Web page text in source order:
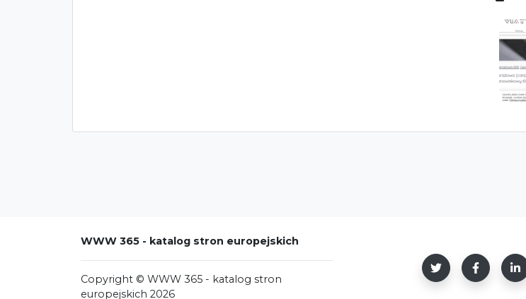
WWW 365 - katalog stron europejskich
Copyright © WWW 365 - katalog stron
europejskich 2026